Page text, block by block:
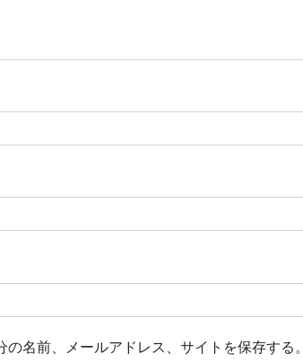
名前、メールアドレス、サイトを保存する。